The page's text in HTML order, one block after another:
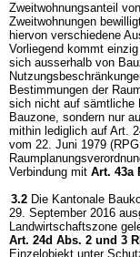
Zweitwohnungsanteil
Zweitwohnungen
hiervon verschiedene
Vorliegend kommt einzig
sich ausserhalb von
Bestimmungen der
sich nicht auf sämtliche
Bauzone, sondern nur
mithin lediglich auf Art.
vom 22. Juni 1979
Verbindung mit Art. 43a
3.2 Die Kantonale
29. September 2016
Landwirtschaftszone
Art. 24d Abs. 2 und 3
Einzelobjekt unter